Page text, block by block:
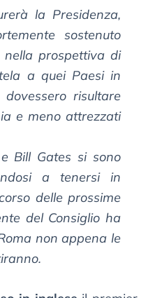
la Presidenza,
sostenuto
prospettiva di
a quei Paesi in
risultare
e meno attrezzati
Bill Gates si sono
a tenersi in
delle prossime
del Consiglio ha
non appena le